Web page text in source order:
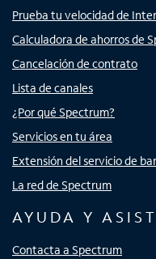
Prueba tu velocidad de
Calculadora de ahorros de
Cancelación de contrato
Lista de canales
¿Por qué Spectrum?
Servicios en tu área
Extensión del servicio de
La red de Spectrum
AYUDA Y
Contacta a Spectrum